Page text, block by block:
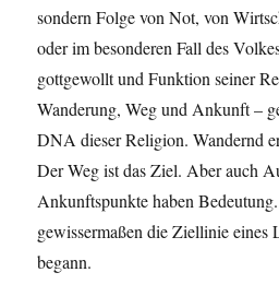
sondern Folge von Not, von
oder im besonderen Fall des
gottgewollt und Funktion seiner
Wanderung, Weg und Ankunft –
DNA dieser Religion. Wandernd
Der Weg ist das Ziel. Aber auch
Ankunftspunkte haben
gewissermaßen die Ziellinie eines
begann.